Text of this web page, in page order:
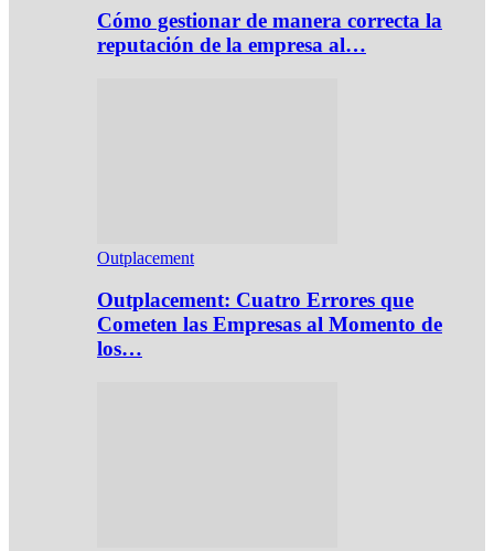
Cómo gestionar de manera correcta la
reputación de la empresa al…
Outplacement
Outplacement: Cuatro Errores que
Cometen las Empresas al Momento de
los…